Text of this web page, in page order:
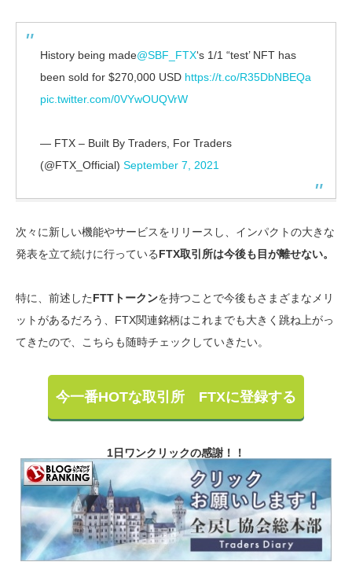
History being made@SBF_FTX‘s 1/1 “test’ NFT has
been sold for $270,000 USD https://t.co/R35DbNBEQa
pic.twitter.com/0VYwOUQVrW
— FTX – Built By Traders, For Traders
(@FTX_Official) September 7, 2021
次々に新しい機能やサービスをリリースし、インパクトの大きな
発表を立て続けに行っているFTX取引所は今後も目が離せない。
特に、前述したFTTトークンを持つことで今後もさまざまなメリ
ットがあるだろう、FTX関連銘柄はこれまでも大きく跳ね上がっ
てきたので、こちらも随時チェックしていきたい。
今一番HOTな取引所 FTXに登録する
1日ワンクリックの感謝！！